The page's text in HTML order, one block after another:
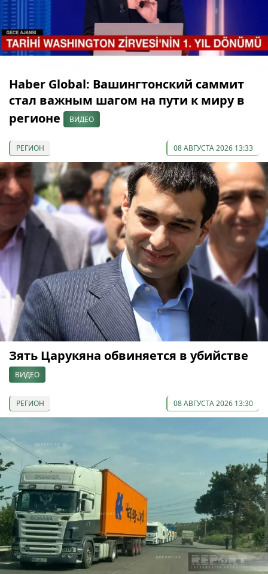
Haber Global: Вашингтонский саммит
стал важным шагом на пути к миру в
регионе
ВИДЕО
РЕГИОН 08 АВГУСТА 2026 13:33
Зять Царукяна обвиняется в убийстве
ВИДЕО
РЕГИОН 08 АВГУСТА 2026 13:30